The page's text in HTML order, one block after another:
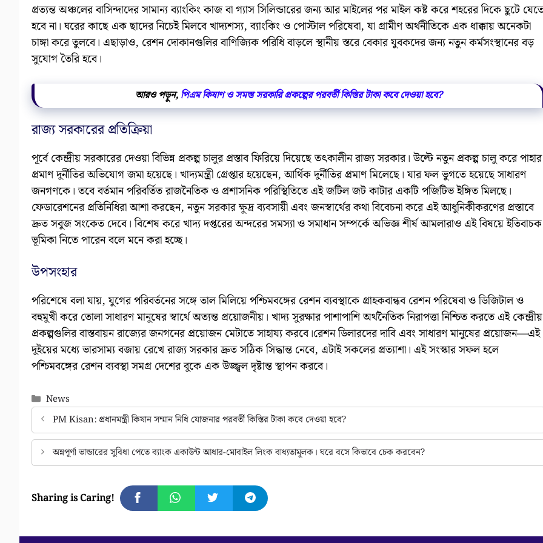
প্রত্যন্ত অঞ্চলের বাসিন্দাদের সামান্য ব্যাংকিং কাজ বা গ্যাস সিলিন্ডারের জন্য আর মাইলের পর মাইল কষ্ট করে শহরের দিকে ছুটে
হবে না। ঘরের কাছে এক ছাদের নিচেই মিলবে খাদ্যশস্য, ব্যাংকিং ও পোস্টাল পরিষেবা, যা গ্রামীণ অর্থনীতিকে এক ধাক্কায় অনেকটা
চাঙ্গা করে তুলবে। এছাড়াও, রেশন দোকানগুলির বাণিজ্যিক পরিধি বাড়লে স্থানীয় স্তরে বেকার যুবকদের জন্য নতুন কর্মসংস্থানের বড়
সুযোগ তৈরি হবে।
আরও পড়ুন, পিএম কিষাণ ও সমস্ত সরকারি প্রকল্পের পরবর্তী কিস্তির টাকা কবে দেওয়া হবে?
রাজ্য সরকারের প্রতিক্রিয়া
পূর্বে কেন্দ্রীয় সরকারের দেওয়া বিভিন্ন প্রকল্প চালুর প্রস্তাব ফিরিয়ে দিয়েছে তৎকালীন রাজ্য সরকার। উল্টে নতুন প্রকল্প চালু করে পাহার
প্রমাণ দুর্নীতির অভিযোগ জমা হয়েছে। খাদ্যমন্ত্রী গ্রেপ্তার হয়েছেন, আর্থিক দুর্নীতির প্রমাণ মিলেছে। যার ফল ভুগতে হয়েছে সাধারণ
জনগণকে। তবে বর্তমান পরিবর্তিত রাজনৈতিক ও প্রশাসনিক পরিস্থিতিতে এই জটিল জট কাটার একটি পজিটিভ ইঙ্গিত মিলছে।
ফেডারেশনের প্রতিনিধিরা আশা করছেন, নতুন সরকার ক্ষুদ্র ব্যবসায়ী এবং জনস্বার্থের কথা বিবেচনা করে এই আধুনিকীকরণের প্রস্তাবে
দ্রুত সবুজ সংকেত দেবে। বিশেষ করে খাদ্য দপ্তরের অন্দরের সমস্যা ও সমাধান সম্পর্কে অভিজ্ঞ শীর্ষ আমলারাও এই বিষয়ে ইতিবাচক
ভূমিকা নিতে পারেন বলে মনে করা হচ্ছে।
উপসংহার
পরিশেষে বলা যায়, যুগের পরিবর্তনের সঙ্গে তাল মিলিয়ে পশ্চিমবঙ্গের রেশন ব্যবস্থাকে গ্রাহকবান্ধব রেশন পরিষেবা ও ডিজিটাল ও
বহুমুখী করে তোলা সাধারণ মানুষের স্বার্থে অত্যন্ত প্রয়োজনীয়। খাদ্য সুরক্ষার পাশাপাশি অর্থনৈতিক নিরাপত্তা নিশ্চিত করতে এই কেন্দ্রীয়
প্রকল্পগুলির বাস্তবায়ন রাজ্যের জনগনের প্রয়োজন মেটাতে সাহায্য করবে।রেশন ডিলারদের দাবি এবং সাধারণ মানুষের প্রয়োজন—এই
দুইয়ের মধ্যে ভারসাম্য বজায় রেখে রাজ্য সরকার দ্রুত সঠিক সিদ্ধান্ত নেবে, এটাই সকলের প্রত্যাশা। এই সংস্কার সফল হলে
পশ্চিমবঙ্গের রেশন ব্যবস্থা সমগ্র দেশের বুকে এক উজ্জ্বল দৃষ্টান্ত স্থাপন করবে।
Categories
News
PM Kisan: প্রধানমন্ত্রী কিষান সম্মান নিধি যোজনার পরবর্তী কিস্তির টাকা কবে দেওয়া হবে?
অন্নপূর্ণা ভান্ডারের সুবিধা পেতে ব্যাংক একাউন্ট আধার-মোবাইল লিংক বাধ্যতামূলক। ঘরে বসে কিভাবে চেক করবেন?
Sharing is Caring!